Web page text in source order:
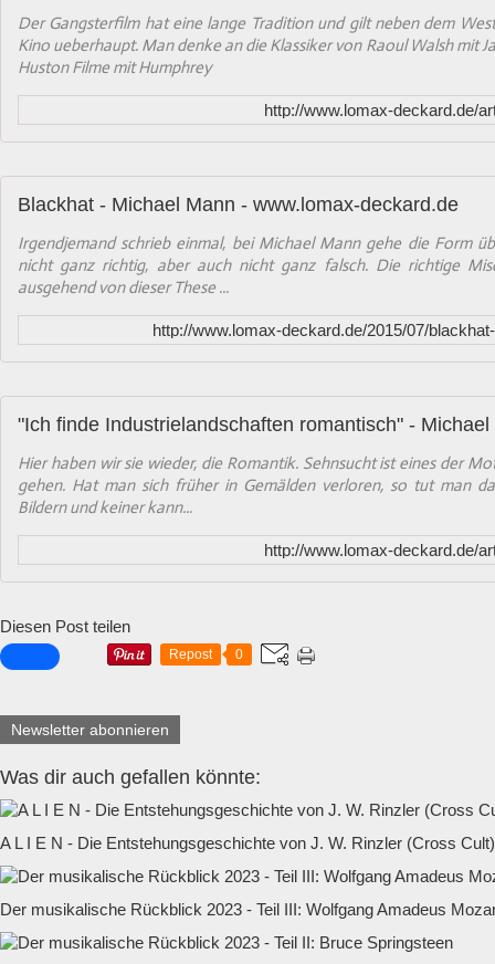
Der Gangsterfilm hat eine lange Tradition und gilt neben dem
Kino ueberhaupt. Man denke an die Klassiker von Raoul Walsh mit
Huston Filme mit Humphrey
http://www.lomax-deckard.de/
Blackhat - Michael Mann - www.lomax-deckard.de
Irgendjemand schrieb einmal, bei Michael Mann gehe die Form
nicht ganz richtig, aber auch nicht ganz falsch. Die richtige
ausgehend von dieser These ...
http://www.lomax-deckard.de/2015/07/
Hier haben wir sie wieder, die Romantik. Sehnsucht ist eines der
gehen. Hat man sich früher in Gemälden verloren, so tut man
Bildern und keiner kann...
http://www.lomax-deckard.de/
Diesen Post teilen
Repost 0
Newsletter abonnieren
Was dir auch gefallen könnte:
A L I E N - Die Entstehungsgeschichte von J. W. Rinzler (Cross Cult)
Der musikalische Rückblick 2023 - Teil III: Wolfgang Amadeus